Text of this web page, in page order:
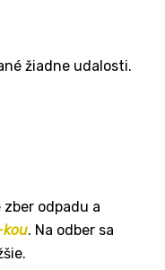
žiadne udalosti.
odpadu a
kou. Na odber sa